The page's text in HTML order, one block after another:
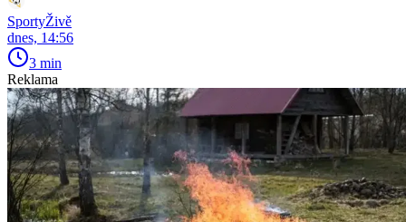
SportyŽivě
dnes, 14:56
3 min
Reklama